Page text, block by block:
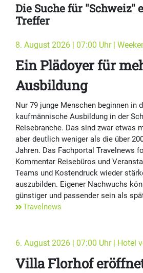
Die Suche für "Schweiz"
Treffer
8. August 2026 | 07:00 Uhr |
Ein Plädoyer für
Ausbildung
Nur 79 junge Menschen beginnen in
kaufmännische Ausbildung in der
Reisebranche. Das sind zwar etwas
aber deutlich weniger als die über
Jahren. Das Fachportal Travelnews
Kommentar Reisebüros und
Teams und Kostendruck wieder
auszubilden. Eigener Nachwuchs
günstiger und passender sein als
Travelnews
6. August 2026 | 07:00 Uhr | Hotel
Villa Florhof